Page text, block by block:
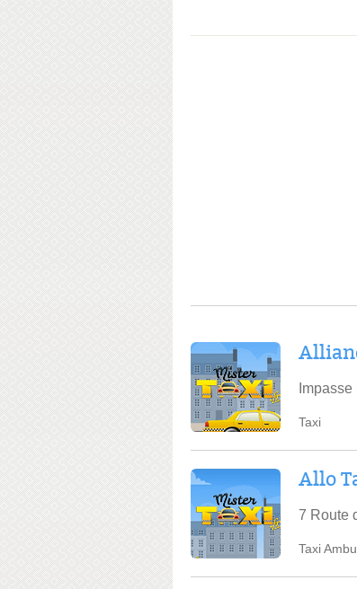
Taxi
Allo
7 Route
Taxi